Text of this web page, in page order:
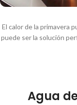
El calor de la primavera
puede ser la solución
Agua